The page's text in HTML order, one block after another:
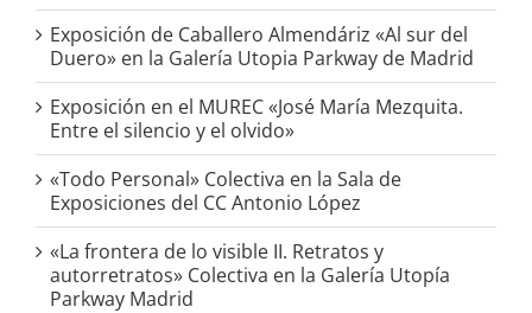
Exposición de Caballero Almendáriz «Al sur del
Duero» en la Galería Utopia Parkway de Madrid
Exposición en el MUREC «José María Mezquita.
Entre el silencio y el olvido»
«Todo Personal» Colectiva en la Sala de
Exposiciones del CC Antonio López
«La frontera de lo visible II. Retratos y
autorretratos» Colectiva en la Galería Utopía
Parkway Madrid